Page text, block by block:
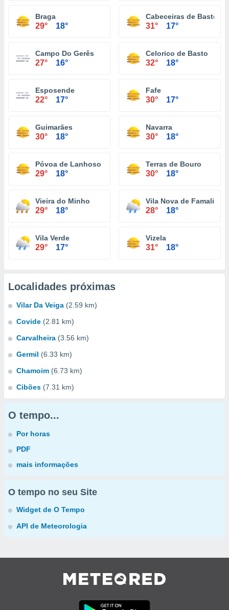
Braga
29° 18°
Cabeceiras de Basto
31° 17°
Campo Do Gerês
27° 16°
Celorico de Basto
32° 18°
Esposende
22° 17°
Fafe
30° 17°
Guimarães
30° 18°
Navarra
30° 18°
Póvoa de Lanhoso
29° 18°
Terras de Bouro
30° 18°
Vieira do Minho
29° 18°
Vila Nova de Famalicão
28° 18°
Vila Verde
29° 17°
Vizela
31° 18°
Localidades próximas
Vilar Da Veiga (2.59 km)
Covide (2.81 km)
Carvalheira (3.56 km)
Germil (6.33 km)
Chamoim (6.73 km)
Cibões (7.31 km)
O tempo...
Por horas
PDF
mais informações
O tempo no seu Site
Widget de O Tempo
API de Meteorologia